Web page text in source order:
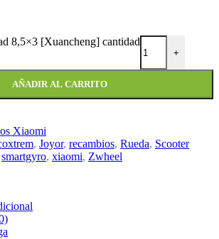
8,5×3 [Xuancheng] cantidad
+
AÑADIR AL CARRITO
Xiaomi
, Joyor, recambios, Rueda, Scooter
smartgyro, xiaomi, Zwheel